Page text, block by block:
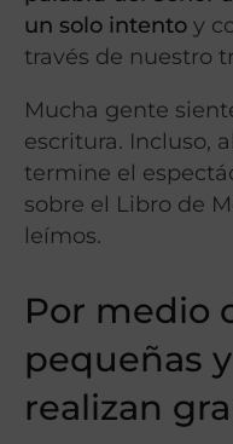
un solo intento y
través de nuestro
Mucha gente
escritura. Incluso,
termine el
sobre el Libro de
leímos.
Por medio
pequeñas
realizan